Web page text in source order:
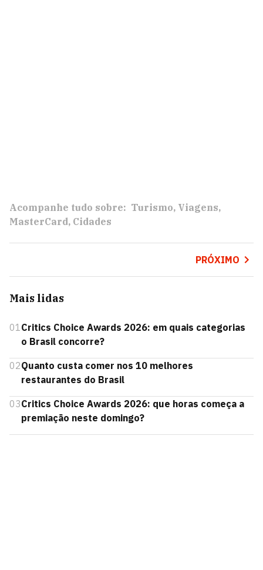
Acompanhe tudo sobre: Turismo Viagens
MasterCard Cidades
PRÓXIMO
Mais lidas
01Critics Choice Awards 2026: em quais categorias
o Brasil concorre?
02Quanto custa comer nos 10 melhores
restaurantes do Brasil
03Critics Choice Awards 2026: que horas começa a
premiação neste domingo?